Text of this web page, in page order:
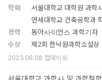
학력
서울대학교 대학원 과학
연세대학교 건축공학과
경력
동아사이언스 과학기자
수상
제2회 한낙원과학소설상
2023.06.08 업데이트